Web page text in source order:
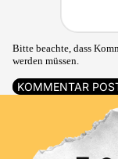
Bitte beachte, dass
werden müssen.
KOMMENTAR